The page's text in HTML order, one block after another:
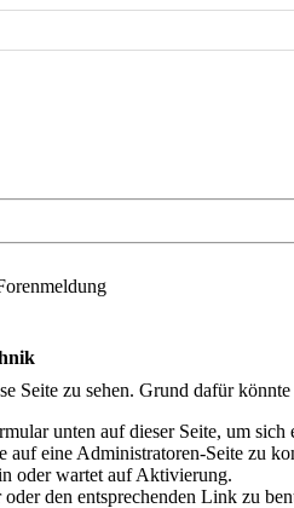
Seite zu sehen. Grund dafür
unten auf dieser Seite, um sich
eine Administratoren-Seite zu
oder wartet auf Aktivierung.
den entsprechenden Link zu